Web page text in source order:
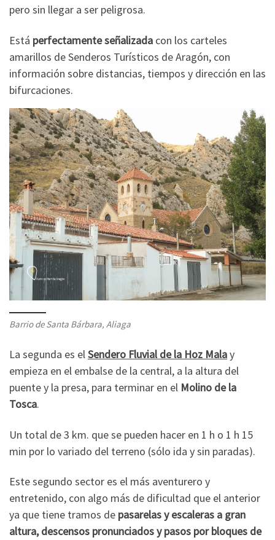
pero sin llegar a ser peligrosa.
Está perfectamente señalizada con los carteles
amarillos de Senderos Turísticos de Aragón, con
información sobre distancias, tiempos y dirección en las
bifurcaciones.
Barrio de Santa Bárbara, Aliaga
La segunda es elSendero Fluvial de la Hoz Malay
empieza en el embalse de la central, a la altura del
puente y la presa, para terminar en el Molino de la
Tosca.
Un total de 3 km. que se pueden hacer en 1 h o 1 h 15
min por lo variado del terreno (sólo ida y sin paradas).
Este segundo sector es el más aventurero y
entretenido, con algo más de dificultad que el anterior
ya que tiene tramos de pasarelas y escaleras a gran
altura, descensos pronunciados y pasos por bloques de